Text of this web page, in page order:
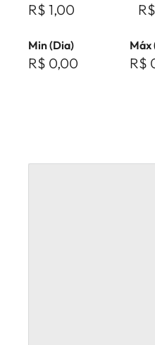
R$ 1,00
Min (Dia)
R$ 0,00
Máx
R$